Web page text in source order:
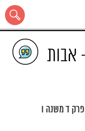
אבות
ד משנה ו